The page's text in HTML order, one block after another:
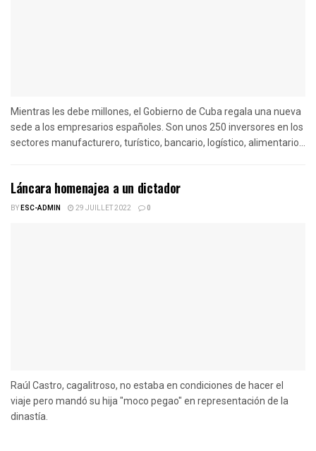
Mientras les debe millones, el Gobierno de Cuba regala una nueva
sede a los empresarios españoles. Son unos 250 inversores en los
sectores manufacturero, turístico, bancario, logístico, alimentario...
Láncara homenajea a un dictador
BYESC-ADMIN 29 JUILLET 2022 0
Raúl Castro, cagalitroso, no estaba en condiciones de hacer el
viaje pero mandó su hija "moco pegao" en representación de la
dinastía.